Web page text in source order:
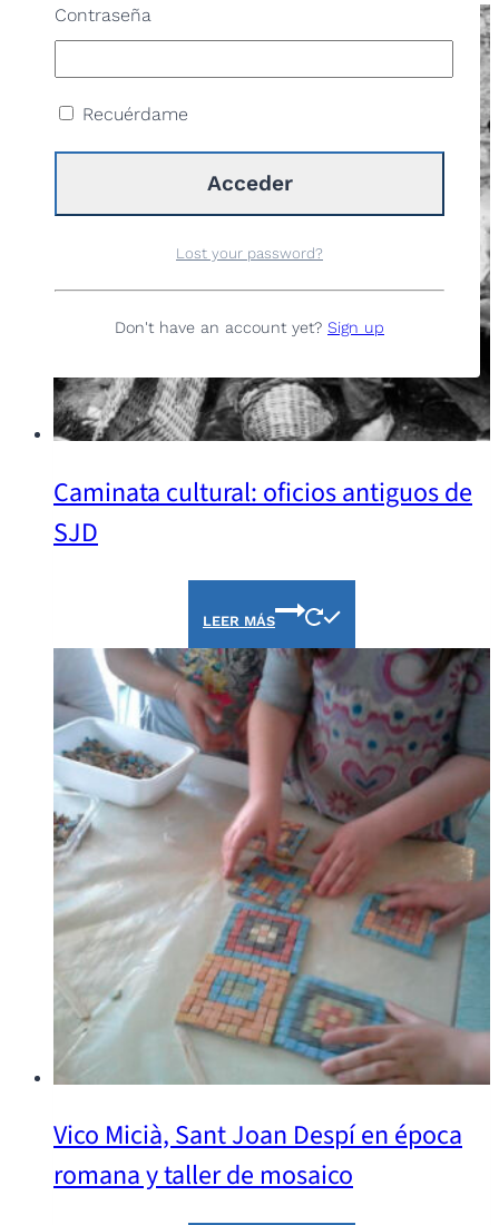
Caminata cultural: oficios antiguos de
SJD
LEER MÁS
Vico Micià, Sant Joan Despí en época
romana y taller de mosaico
Contraseña
Recuérdame
Lost your password?
Don't have an account yet? Sign up